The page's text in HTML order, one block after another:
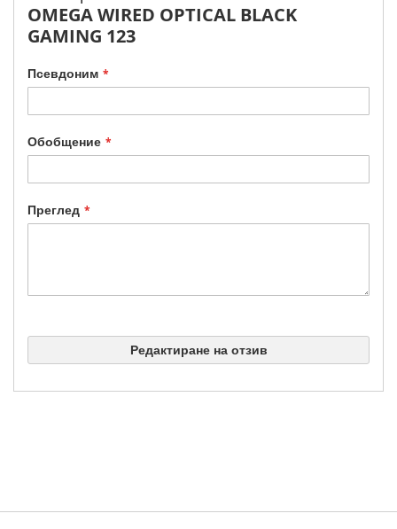
OMEGA WIRED OPTICAL BLACK
GAMING 123
Псевдоним
Обобщение
Преглед
Редактиране на отзив